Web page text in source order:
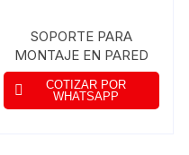
SOPORTE PARA
MONTAJE EN PARED
COTIZAR POR
WHATSAPP